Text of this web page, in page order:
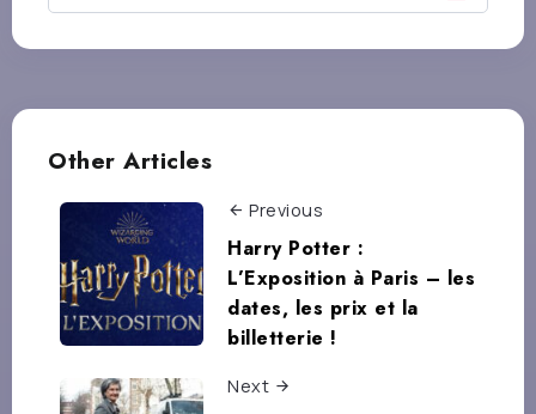
Other Articles
Previous
Harry Potter :
L’Exposition à Paris – les
dates, les prix et la
billetterie !
Next